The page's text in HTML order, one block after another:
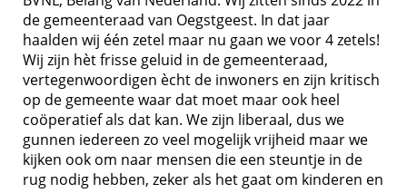
de gemeenteraad van Oegstgeest. In dat jaar
haalden wij één zetel maar nu gaan we voor 4 zetels!
Wij zijn hèt frisse geluid in de gemeenteraad,
vertegenwoordigen ècht de inwoners en zijn kritisch
op de gemeente waar dat moet maar ook heel
coöperatief als dat kan. We zijn liberaal, dus we
gunnen iedereen zo veel mogelijk vrijheid maar we
kijken ook om naar mensen die een steuntje in de
rug nodig hebben, zeker als het gaat om kinderen en